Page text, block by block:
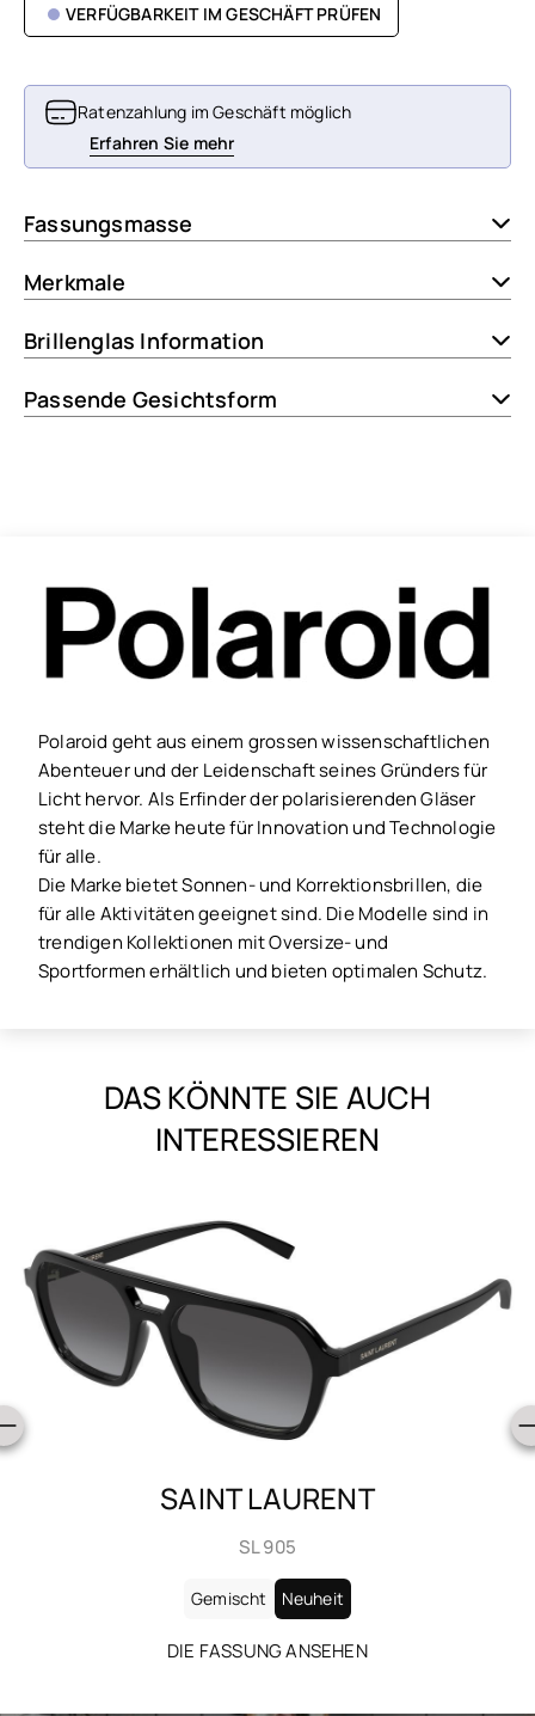
VERFÜGBARKEIT IM GESCHÄFT PRÜFEN
Ratenzahlung im Geschäft möglich
Erfahren Sie mehr
Fassungsmasse
Merkmale
Brillenglas Information
Passende Gesichtsform
Polaroid geht aus einem grossen wissenschaftlichen
Abenteuer und der Leidenschaft seines Gründers für
Licht hervor. Als Erfinder der polarisierenden Gläser
steht die Marke heute für Innovation und Technologie
für alle.
Die Marke bietet Sonnen- und Korrektionsbrillen, die
für alle Aktivitäten geeignet sind. Die Modelle sind in
trendigen Kollektionen mit Oversize- und
Sportformen erhältlich und bieten optimalen Schutz.
DAS KÖNNTE SIE AUCH
INTERESSIEREN
SAINT LAURENT
SL 905
Gemischt Neuheit
DIE FASSUNG ANSEHEN